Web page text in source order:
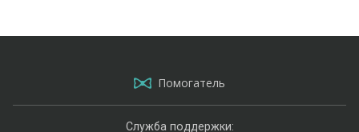
Помогатель
Служба поддержки: